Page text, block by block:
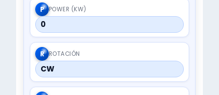
P POWER (KW)
0
R ROTACIÓN
CW